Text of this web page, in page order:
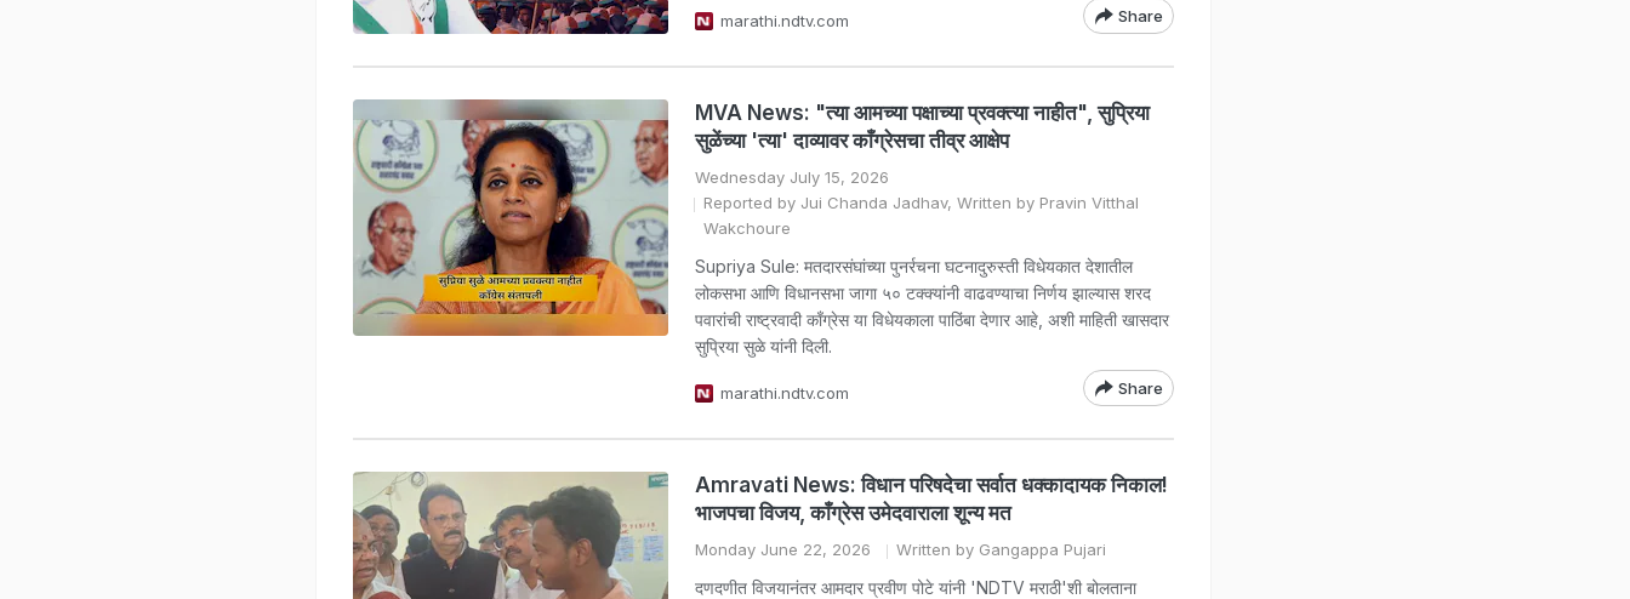
marathi.ndtv.com Share
MVA News: "त्या आमच्या पक्षाच्या प्रवक्त्या नाहीत", सुप्रिया
सुळेंच्या 'त्या' दाव्यावर काँग्रेसचा तीव्र आक्षेप
Wednesday July 15, 2026
Reported by Jui Chanda Jadhav, Written by Pravin Vitthal
Wakchoure
Supriya Sule: मतदारसंघांच्या पुनर्रचना घटनादुरुस्ती विधेयकात देशातील
लोकसभा आणि विधानसभा जागा ५० टक्क्यांनी वाढवण्याचा निर्णय झाल्यास शरद
पवारांची राष्ट्रवादी काँग्रेस या विधेयकाला पाठिंबा देणार आहे, अशी माहिती खासदार
सुप्रिया सुळे यांनी दिली.
marathi.ndtv.com Share
Amravati News: विधान परिषदेचा सर्वात धक्कादायक निकाल!
भाजपचा विजय, काँग्रेस उमेदवाराला शून्य मत
Monday June 22, 2026 Written by Gangappa Pujari
दणदणीत विजयानंतर आमदार प्रवीण पोटे यांनी 'NDTV मराठी'शी बोलताना